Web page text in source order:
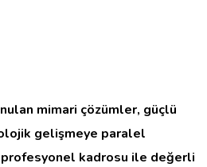
mimari çözümler, güçlü
gelişmeye paralel
kadrosu ile değerli